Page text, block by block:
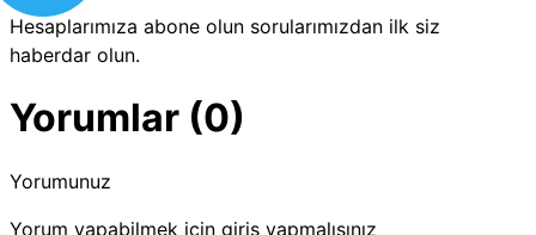
Hesaplarımıza abone olun sorularımızdan ilk siz
haberdar olun.
Yorumlar (0)
Yorumunuz
Yorum yapabilmek için giriş yapmalısınız